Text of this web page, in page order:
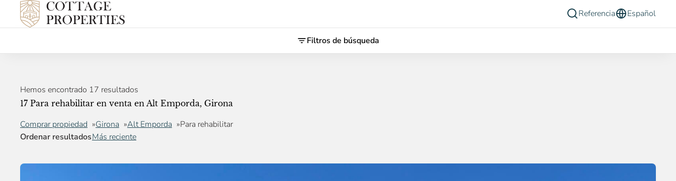
Referencia Español
Filtros de búsqueda
Hemos encontrado 17 resultados
17 Para rehabilitar en venta en Alt Emporda, Girona
Comprar propiedad Girona Alt Emporda
Para rehabilitar
Ordenar resultadosMás reciente